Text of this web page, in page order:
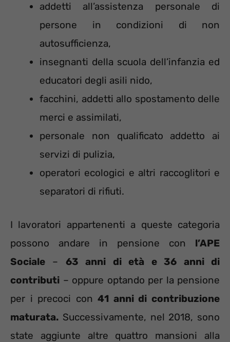
addetti all’assistenza personale di
persone in condizioni di non
autosufficienza,
insegnanti della scuola dell’infanzia ed
educatori degli asili nido,
facchini, addetti allo spostamento delle
merci e assimilati,
personale non qualificato addetto ai
servizi di pulizia,
operatori ecologici e altri raccoglitori e
separatori di rifiuti.
I lavoratori appartenenti a queste categoria
possono andare in pensione con l’APE
Sociale – 63 anni di età e 36 anni di
contributi – oppure optando per la pensione
per i precoci con 41 anni di contribuzione
maturata. Successivamente, nel 2018, sono
state aggiunte altre quattro mansioni alla